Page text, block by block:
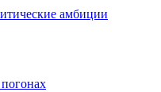
амбиции